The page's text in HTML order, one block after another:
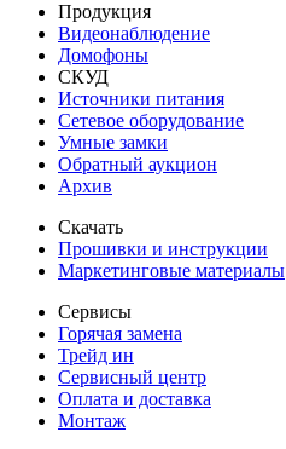
Продукция
Видеонаблюдение
Домофоны
СКУД
Источники питания
Сетевое оборудование
Умные замки
Обратный аукцион
Архив
Скачать
Прошивки и инструкции
Маркетинговые материалы
Сервисы
Горячая замена
Трейд ин
Сервисный центр
Оплата и доставка
Монтаж